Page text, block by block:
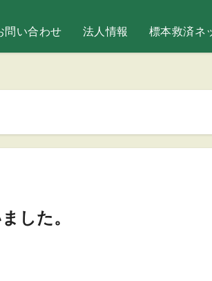
問い合わせ 法人情報 標本救済ネ
した。